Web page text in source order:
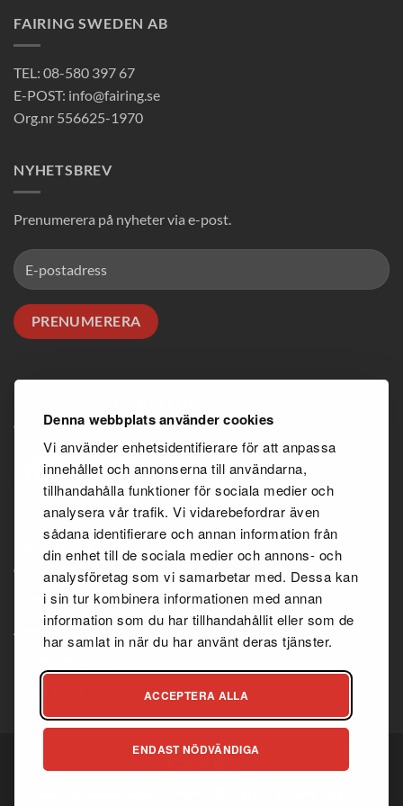
Denna webbplats använder cookies
Vi använder enhetsidentifierare för att anpassa
innehållet och annonserna till användarna,
tillhandahålla funktioner för sociala medier och
analysera vår trafik. Vi vidarebefordrar även
sådana identifierare och annan information från
din enhet till de sociala medier och annons- och
analysföretag som vi samarbetar med. Dessa kan
i sin tur kombinera informationen med annan
information som du har tillhandahållit eller som de
har samlat in när du har använt deras tjänster.
ACCEPTERA ALLA
ENDAST NÖDVÄNDIGA
FAIRING SWEDEN AB
TEL: 08-580 397 67
E-POST: info@fairing.se
Org.nr 556625-1970
NYHETSBREV
Prenumerera på nyheter via e-post.
INFORMATION
Köpvillkor
Återförsäljaravtal